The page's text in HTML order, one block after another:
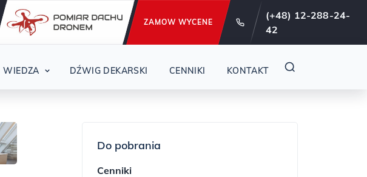
nieprzerwanie od 29 lat !ZAMOW WYCENE
(+48) 12-288-24-
42
WIEDZA DŹWIG DEKARSKI CENNIKI KONTAKT
Do pobrania
Cenniki